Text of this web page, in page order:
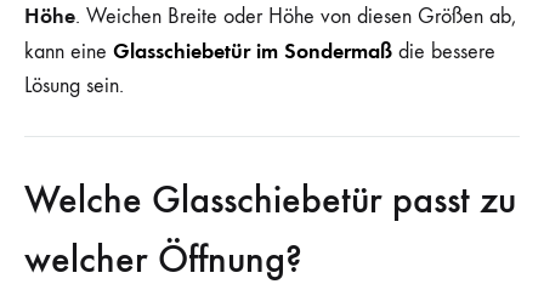
Höhe. Weichen Breite oder Höhe von diesen Größen ab,
kann eine Glasschiebetür im Sondermaß die bessere
Lösung sein.
Welche Glasschiebetür passt zu
welcher Öffnung?